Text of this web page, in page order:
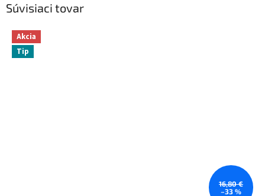
Súvisiaci tovar
Akcia
Tip
16,80 €
–33 %